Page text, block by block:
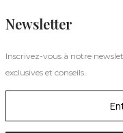
Newsletter
Inscrivez-vous à notre
exclusives et conseils.